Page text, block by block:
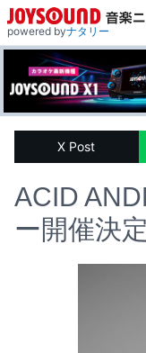
powered byナタリー
X Post
ACID
ー開催決定